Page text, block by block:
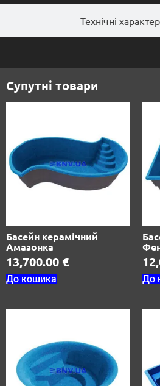
Технічні
Супутні товари
Басейн керамічний
Амазонка
13,700.00 €
До кошика До